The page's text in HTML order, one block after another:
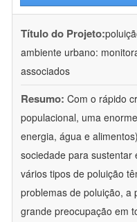
Título do Projeto:
ambiente urbano:
associados
Resumo: Com o rápido
populacional, uma
energia, água e
sociedade para sustentar
vários tipos de poluição
problemas de poluição, a
grande preocupação em